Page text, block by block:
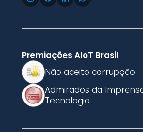
Premiações AIoT Brasil
Não aceito corrupção
Admirados da
Tecnologia